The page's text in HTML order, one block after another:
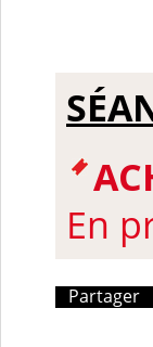
En
Partager